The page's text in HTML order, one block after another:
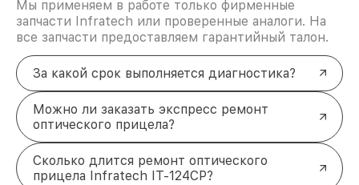
Мы применяем в работе только фирменные
запчасти Infratech или проверенные аналоги. На
все запчасти предоставляем гарантийный талон.
За какой срок выполняется диагностика?
Можно ли заказать экспресс ремонт
оптического прицела?
Сколько длится ремонт оптического
прицела Infratech IT-124CP?